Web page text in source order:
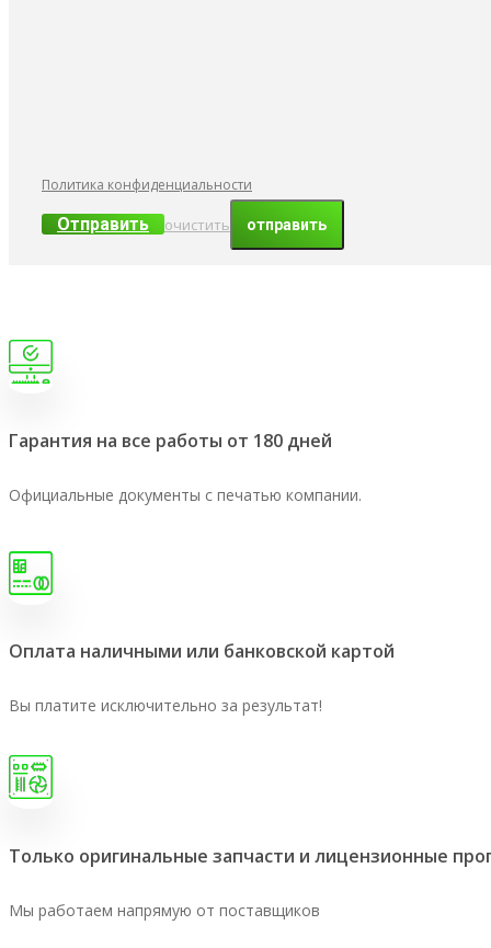
Политика конфиденциальности
Отправить очистить
Гарантия на все работы от 180 дней
Официальные документы с печатью компании.
Оплата наличными или банковской картой
Вы платите исключительно за результат!
Только оригинальные запчасти и лицензионные
Мы работаем напрямую от поставщиков